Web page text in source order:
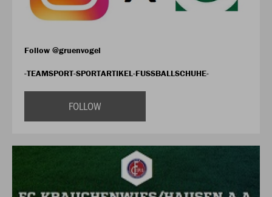
Follow @gruenvogel
-TEAMSPORT-SPORTARTIKEL-FUSSBALLSCHUHE-
FOLLOW